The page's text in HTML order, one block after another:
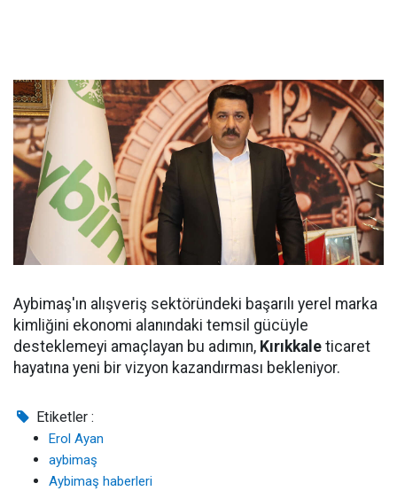
Aybimaş'ın alışveriş sektöründeki başarılı yerel marka
kimliğini ekonomi alanındaki temsil gücüyle
desteklemeyi amaçlayan bu adımın, Kırıkkale ticaret
hayatına yeni bir vizyon kazandırması bekleniyor.
Etiketler :
Erol Ayan
aybimaş
Aybimaş haberleri